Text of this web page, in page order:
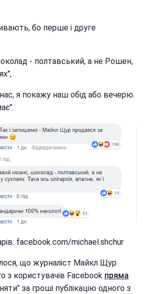
бо перше і друге
- полтавський, а не Рошен,
я покажу наш обід або вечерю.
facebook.com/michael.shchur
що журналіст Майкл Щур
з користувачів Facebook пряма
за гроші публікацію одного з